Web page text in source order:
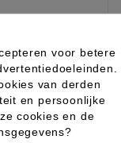
voor betere
van derden
en persoonlijke
cookies en de